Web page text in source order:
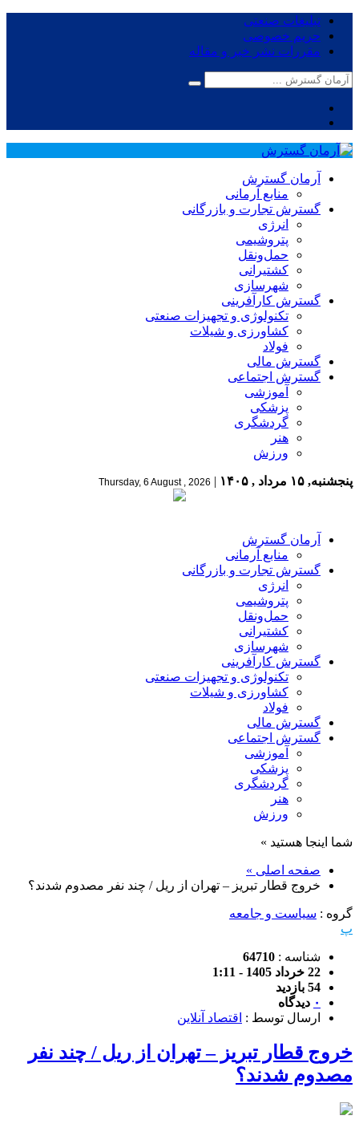
تبلیغات صنعتی
حریم خصوصی
مقررات نشر خبر و مقاله
آرمان گسترش
منابع آرمانی
گسترش تجارت و بازرگانی
انرژی
پتروشیمی
حمل‌و‌نقل
کشتیرانی
شهرسازی
گسترش کارآفرینی
تکنولوژی و تجهیزات صنعتی
کشاورزی و شیلات
فولاد
گسترش مالی
گسترش اجتماعی
آموزشی
پزشکی
گردشگری
هنر
ورزش
پنجشنبه, ۱۵ مرداد , ۱۴۰۵ |
Thursday, 6 August , 2026
آرمان گسترش
منابع آرمانی
گسترش تجارت و بازرگانی
انرژی
پتروشیمی
حمل‌و‌نقل
کشتیرانی
شهرسازی
گسترش کارآفرینی
تکنولوژی و تجهیزات صنعتی
کشاورزی و شیلات
فولاد
گسترش مالی
گسترش اجتماعی
آموزشی
پزشکی
گردشگری
هنر
ورزش
شما اینجا هستید »
صفحه اصلی »
خروج قطار تبریز – تهران از ریل / چند نفر مصدوم شدند؟
گروه : سیاست و جامعه
پ
شناسه : 64710
22 خرداد 1405 - 1:11
54 بازدید
۰ دیدگاه
ارسال توسط : اقتصاد آنلاین
خروج قطار تبریز – تهران از ریل / چند نفر
مصدوم شدند؟